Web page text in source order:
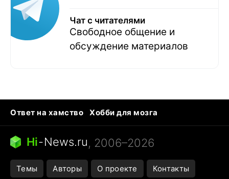
Чат с читателями
Свободное общение и
обсуждение материалов
Ответ на хамство
Хобби для мозга
Бензин 100 и 95
Тунцы в океанариуме
Следующая пандемия
Hi-News.ru, 2006–2026
Темы Авторы О проекте Контакты